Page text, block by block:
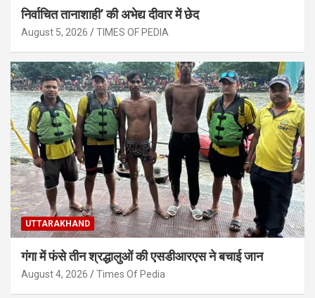
निर्वाचित तानाशाही’ की अभेद्य दीवार में छेद
August 5, 2026 TIMES OF PEDIA
UTTARAKHAND
गंगा में फंसे तीन श्रद्धालुओं की एसडीआरएस ने बचाई जान
August 4, 2026 Times Of Pedia